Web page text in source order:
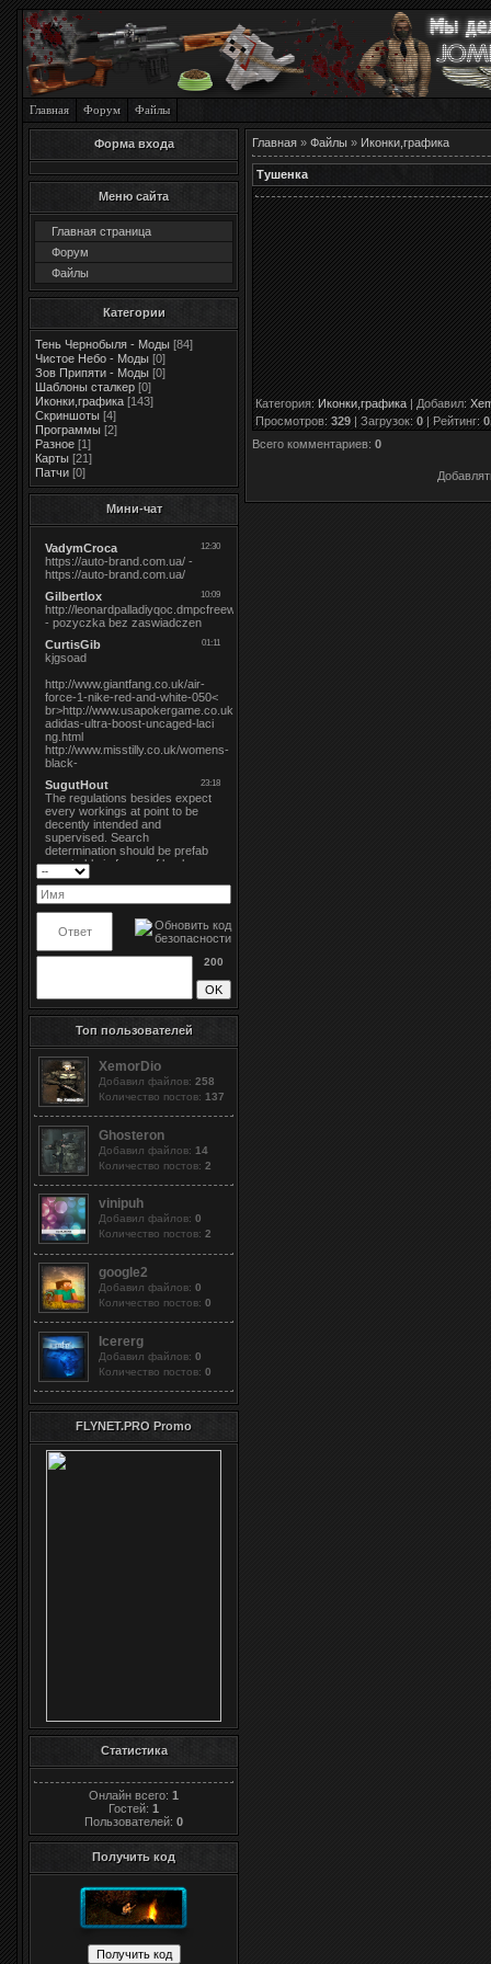
Главная Форум Файлы
Форма входа
Меню сайта
Главная страница
Форум
Файлы
Категории
Тень Чернобыля - Моды [84]
Чистое Небо - Моды [0]
Зов Припяти - Моды [0]
Шаблоны сталкер [0]
Иконки,графика [143]
Скриншоты [4]
Программы [2]
Разное [1]
Карты [21]
Патчи [0]
Мини-чат
200
Топ пользователей
XemorDio
Добавил файлов: 258
Количество постов: 137
Ghosteron
Добавил файлов: 14
Количество постов: 2
vinipuh
Добавил файлов: 0
Количество постов: 2
google2
Добавил файлов: 0
Количество постов: 0
Icererg
Добавил файлов: 0
Количество постов: 0
FLYNET.PRO Promo
Статистика
Онлайн всего: 1
Гостей: 1
Пользователей: 0
Получить код
Главная » Файлы » Иконки,графика
Тушенка
Категория:Иконки,графика|Добавил:
Просмотров:329|Загрузок:0|Рейтинг:
Всего комментариев: 0